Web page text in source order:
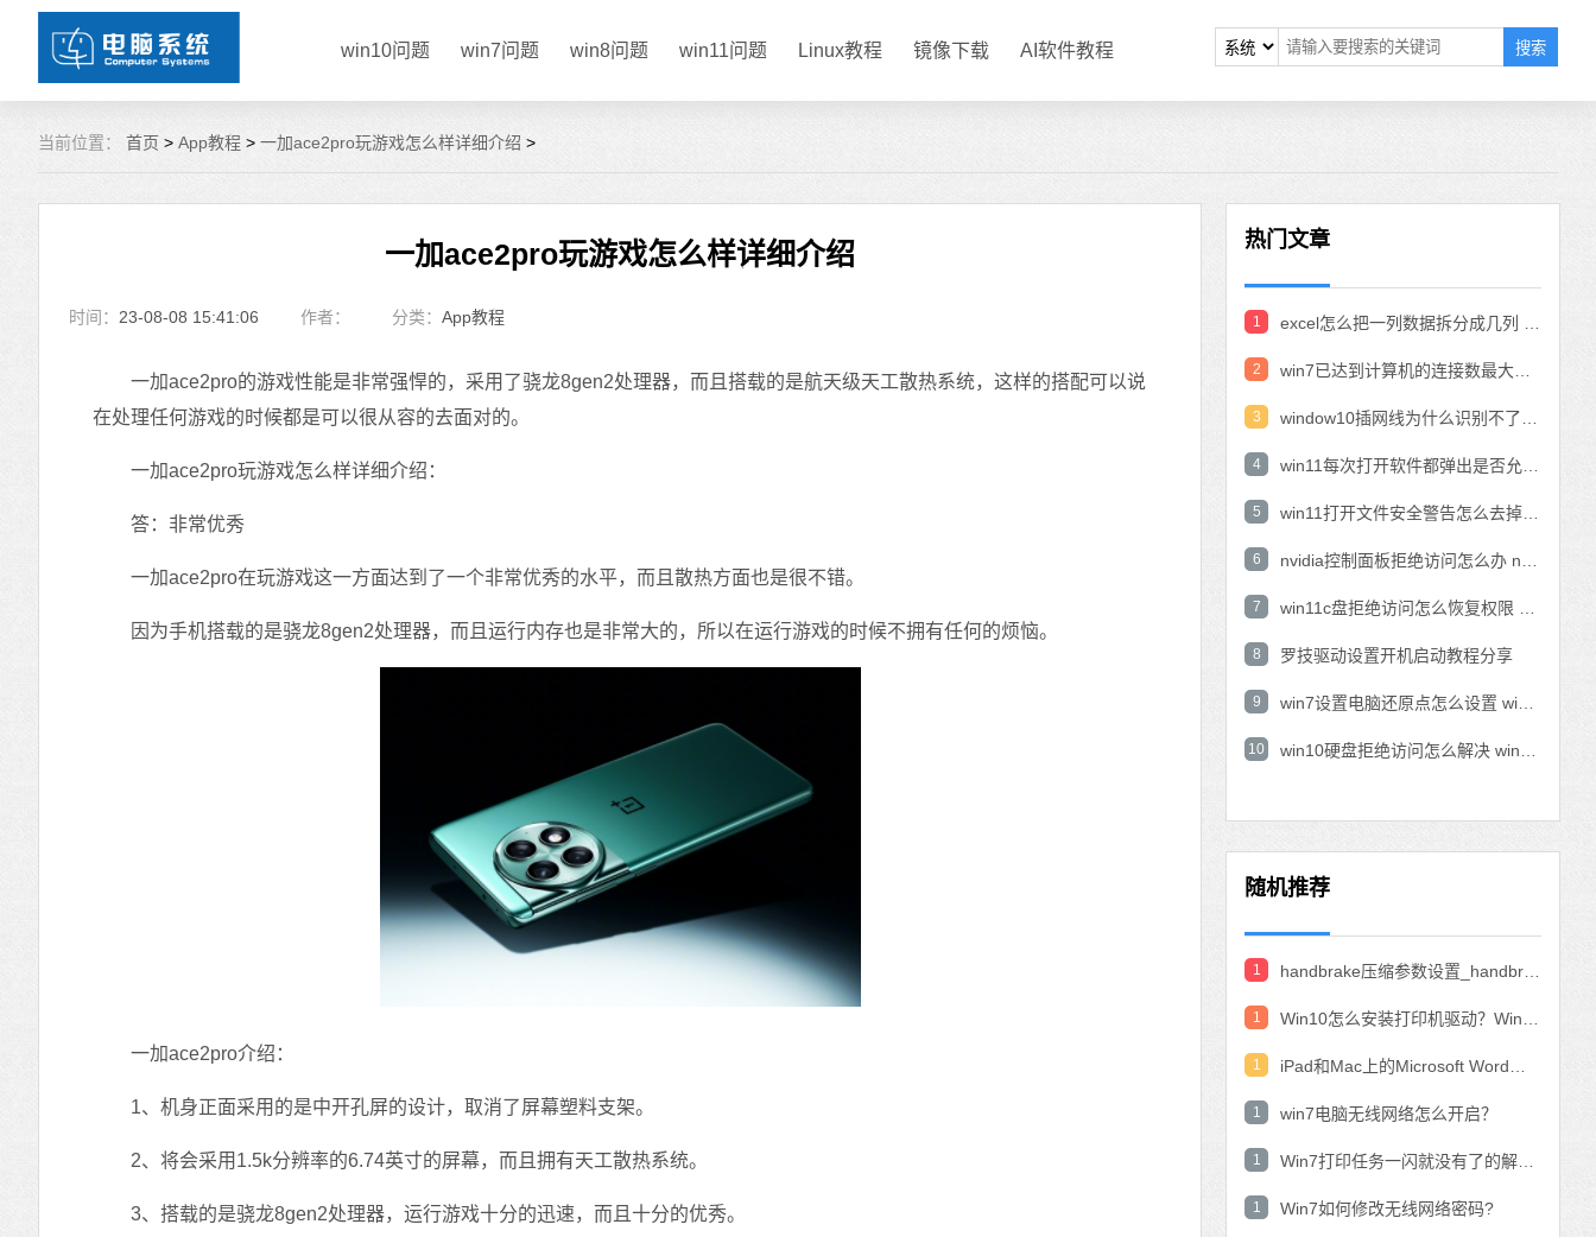
win10问题 win7问题 win8问题 win11问题 Linux教程 镜像下载 AI软件教程 搜索
当前位置： 首页 > App教程 > 一加ace2pro玩游戏怎么样详细介绍 >
一加ace2pro玩游戏怎么样详细介绍
时间： 23-08-08 15:41:06 作者： 分类： App教程
一加ace2pro的游戏性能是非常强悍的，采用了骁龙8gen2处理器，而且搭载的是航天级天工散热系统，这样的搭配可以说
在处理任何游戏的时候都是可以很从容的去面对的。
一加ace2pro玩游戏怎么样详细介绍：
答：非常优秀
一加ace2pro在玩游戏这一方面达到了一个非常优秀的水平，而且散热方面也是很不错。
因为手机搭载的是骁龙8gen2处理器，而且运行内存也是非常大的，所以在运行游戏的时候不拥有任何的烦恼。
一加ace2pro介绍：
1、机身正面采用的是中开孔屏的设计，取消了屏幕塑料支架。
2、将会采用1.5k分辨率的6.74英寸的屏幕，而且拥有天工散热系统。
3、搭载的是骁龙8gen2处理器，运行游戏十分的迅速，而且十分的优秀。
热门文章
1
2
3
4
5
6
7
8 罗技驱动设置开机启动教程分享
9
10
随机推荐
1
1
1
1 win7电脑无线网络怎么开启？
1
1 Win7如何修改无线网络密码?